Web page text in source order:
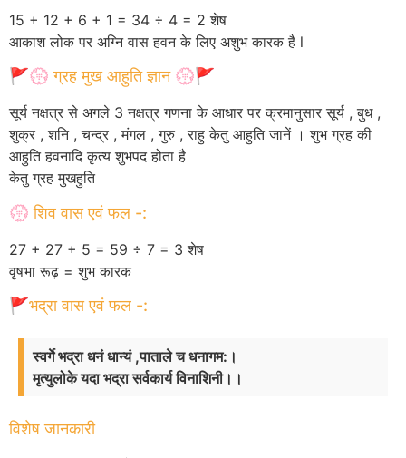
15 + 12 + 6 + 1 = 34 ÷ 4 = 2 शेष
आकाश लोक पर अग्नि वास हवन के लिए अशुभ कारक है l
🚩💮 ग्रह मुख आहुति ज्ञान 💮🚩
सूर्य नक्षत्र से अगले 3 नक्षत्र गणना के आधार पर क्रमानुसार सूर्य , बुध ,
शुक्र , शनि , चन्द्र , मंगल , गुरु , राहु केतु आहुति जानें । शुभ ग्रह की
आहुति हवनादि कृत्य शुभपद होता है
केतु ग्रह मुखहुति
💮 शिव वास एवं फल -:
27 + 27 + 5 = 59 ÷ 7 = 3 शेष
वृषभा रूढ़ = शुभ कारक
🚩भद्रा वास एवं फल -:
स्वर्गे भद्रा धनं धान्यं ,पाताले च धनागम:।
मृत्युलोके यदा भद्रा सर्वकार्य विनाशिनी।।
विशेष जानकारी